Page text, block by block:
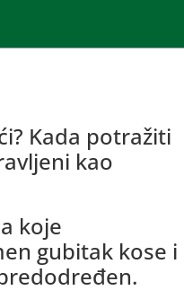
Kada potražiti
kao
koje
gubitak kose i